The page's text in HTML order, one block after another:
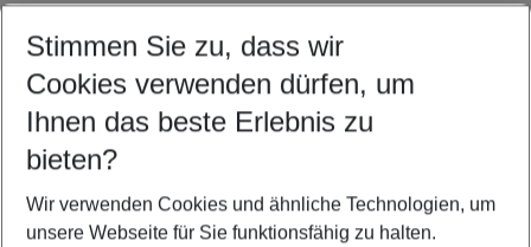
Ändern Sie Ihre Kriterien nach Ihren Wünschen
Abflughafen wählen
Beliebiger Abflughafen
Reisezeitraum wählen
11.08.26– 09.08.27 5-8 Nächte
2 Erwachsene Keine Kinder
Stimmen Sie zu, dass wir
Cookies verwenden dürfen, um
Ihnen das beste Erlebnis zu
bieten?
Wir verwenden Cookies und ähnliche Technologien, um
unsere Webseite für Sie funktionsfähig zu halten.